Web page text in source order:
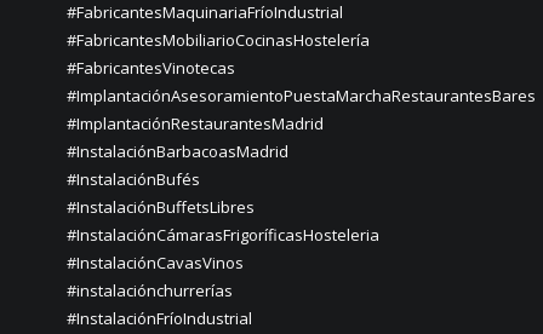
#FabricantesMaquinariaFríoIndustrial
#FabricantesMobiliarioCocinasHostelería
#FabricantesVinotecas
#ImplantaciónAsesoramientoPuestaMarchaRestaurantesBares
#ImplantaciónRestaurantesMadrid
#InstalaciónBarbacoasMadrid
#InstalaciónBufés
#InstalaciónBuffetsLibres
#InstalaciónCámarasFrigoríficasHosteleria
#InstalaciónCavasVinos
#instalaciónchurrerías
#InstalaciónFríoIndustrial